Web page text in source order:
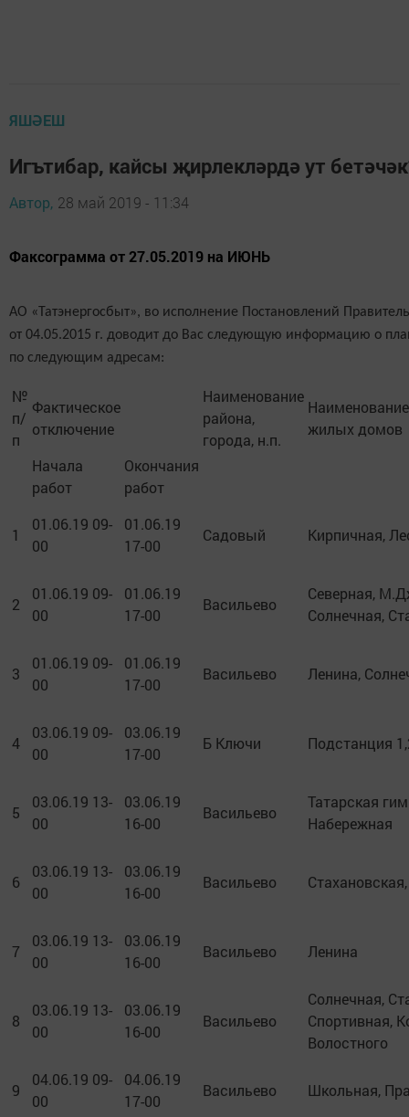
ЯШӘЕШ
Игътибар, кайсы җирлекләрдә ут
Автор, 28 май 2019 - 11:34
Факсограмма от 27.05.2019 на ИЮНЬ
АО «Татэнергосбыт», во исполнение Постановлений
от 04.05.2015 г. доводит до Вас следующую информацию о
по следующим адресам:
№
п/
п
Фактическое
отключение
Наименование
района,
города, н.п.
жилых домов
Начала
работ
Окончания
работ
1
01.06.19 09-
00
01.06.19
17-00
Садовый Кирпичная,
2
01.06.19 09-
00
01.06.19
17-00
Васильево
Северная,
Солнечная,
3
01.06.19 09-
00
01.06.19
17-00
Васильево Ленина,
4
03.06.19 09-
00
03.06.19
17-00
Б Ключи Подстанция
5
03.06.19 13-
00
03.06.19
16-00
Васильево
Татарская
Набережная
6
03.06.19 13-
00
03.06.19
16-00
Васильево
7
03.06.19 13-
00
03.06.19
16-00
Васильево Ленина
8
03.06.19 13-
00
03.06.19
16-00
Васильево
Солнечная,
Спортивная,
Волостного
9
04.06.19 09-
00
04.06.19
17-00
Васильево Школьная,